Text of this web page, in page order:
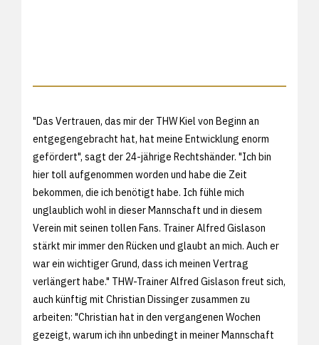
"Das Vertrauen, das mir der THW Kiel von Beginn an
entgegengebracht hat, hat meine Entwicklung enorm
gefördert", sagt der 24-jährige Rechtshänder. "Ich bin
hier toll aufgenommen worden und habe die Zeit
bekommen, die ich benötigt habe. Ich fühle mich
unglaublich wohl in dieser Mannschaft und in diesem
Verein mit seinen tollen Fans. Trainer Alfred Gislason
stärkt mir immer den Rücken und glaubt an mich. Auch er
war ein wichtiger Grund, dass ich meinen Vertrag
verlängert habe." THW-Trainer Alfred Gislason freut sich,
auch künftig mit Christian Dissinger zusammen zu
arbeiten: "Christian hat in den vergangenen Wochen
gezeigt, warum ich ihn unbedingt in meiner Mannschaft